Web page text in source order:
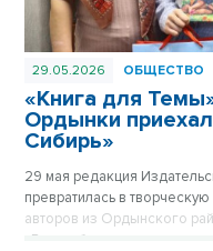
29.05.2026 ОБЩЕСТВО
«Книга для
Ордынки
Сибирь»
29 мая редакция
превратилась в
авторов из Ордынского
«Волшебное перо»